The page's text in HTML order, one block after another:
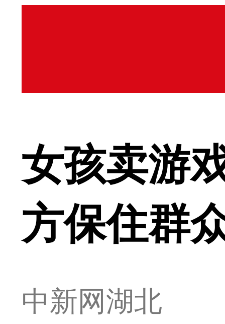
女孩卖游
方保住群
中新网湖北